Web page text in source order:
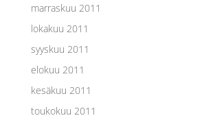
marraskuu 2011
lokakuu 2011
syyskuu 2011
elokuu 2011
kesäkuu 2011
toukokuu 2011